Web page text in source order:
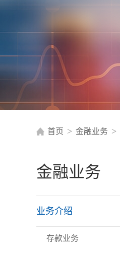
首页 > 金融业务 >
金融业务
业务介绍
存款业务